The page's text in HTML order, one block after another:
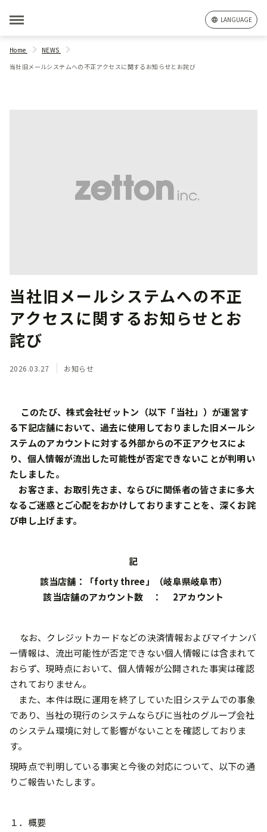
LANGUAGE
Home
NEWS
当社旧メールシステムへの不正アクセスに関するお知らせとお詫び
当社旧メールシステムへの不正
アクセスに関するお知らせとお
詫び
2026.03.27 お知らせ
このたび、株式会社ゼットン（以下「当社」）が運営す
る下記店舗において、過去に使用しておりました旧メールシ
ステムのアカウントに対する外部からの不正アクセスによ
り、個人情報が流出した可能性が否定できないことが判明い
たしました。
お客さま、お取引先さま、ならびに関係者の皆さまに多大
なるご迷惑とご心配をおかけしておりますことを、深くお詫
び申し上げます。
記
該当店舗：「forty three」（岐阜県岐阜市）
該当店舗のアカウント数 ： 2アカウント
なお、クレジットカードなどの決済情報およびマイナンバ
ー情報は、流出可能性が否定できない個人情報には含まれて
おらず、現時点において、個人情報が公開された事実は確認
されておりません。
また、本件は既に運用を終了していた旧システムでの事象
であり、当社の現行のシステムならびに当社のグループ会社
のシステム環境に対して影響がないことを確認しておりま
す。
現時点で判明している事実と今後の対応について、以下の通
りご報告いたします。
１．概要